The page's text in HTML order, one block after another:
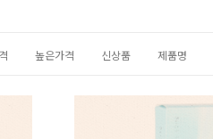
높은가격 신상품 제품명